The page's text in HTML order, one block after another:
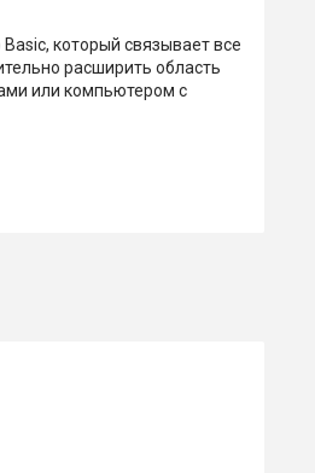
который связывает все
расширить область
или компьютером с